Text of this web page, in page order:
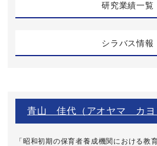
研究業績一覧
シラバス情報
青山 佳代（アオヤマ カヨ
「昭和初期の保育者養成機関における教